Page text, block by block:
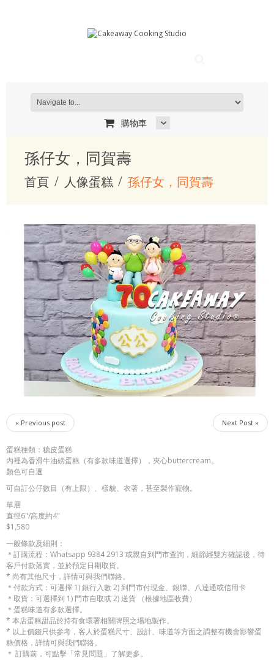
購物車
孫仔女，同賀壽
首頁 人像蛋糕 孫仔女，同賀壽
« Previous post Next Post »
蛋糕種類：糖皮蛋糕
內裡為香滑牛油磅蛋糕（有多款味道選擇），夾心buttercream。
顏色可自選
可自訂公仔數目（有上限）、樣貌、衣著，甚至製作寵物。
單層
直徑6"/高度約4"
$1,580
一般條款及細則：
＊訂購流程：Whatsapp 9384 2913 或親自到門市查詢，細節經雙方確認後，待
客戶付款落實，並於預定日期取貨。
* 尚有其他尺寸，詳情可與我們聯絡。
＊付款方式：可選擇 1) 銀行入數 2) 到門市付現金、銀聯、八達通或信用卡
＊取貨：可選擇到 1) 門市自取或 2) 送貨 （根據地區收費）
＊蛋糕味道有多款選擇。
* 本店蛋糕甜品於持有食環署相關牌照之場地製作。
* 以上價錢只供參考，客人於蛋糕尺寸、設計、味道等方面之調整有機會影響蛋
糕價格，詳情可與我們聯絡。
＊ 訂購前，可點擊「常見問題」了解更多。